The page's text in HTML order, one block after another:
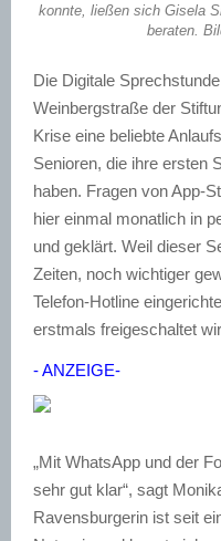
konnte, ließen sich Gisela
beraten.
Die Digitale
Weinbergstraße der
Krise eine beliebte
Senioren, die ihre ersten
haben. Fragen von App-
hier einmal monatlich in
und geklärt. Weil dieser
Zeiten, noch wichtiger
Telefon-Hotline
erstmals freigeschaltet
- ANZEIGE-
„Mit WhatsApp und der
sehr gut klar“, sagt
Ravensburgerin ist seit